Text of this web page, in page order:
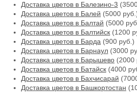
Доставка цветов в Балезино-3
Доставка цветов в Балей (5000
Доставка цветов в Балтай (5000
Доставка цветов в Балтийск (1200
Доставка цветов в Барда (900 руб.)
Доставка цветов в Барнаул (3000
Доставка цветов в Барышево (2000
Доставка цветов в Батайск (4000
Доставка цветов в Бахчисарай
Доставка цветов в Башкортостан